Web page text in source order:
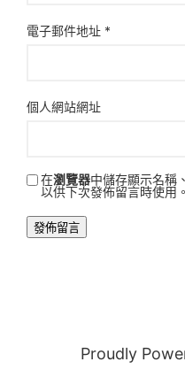
電子郵件地址 *
個人網站網址
在瀏覽器中儲存顯示名稱
以供下次發佈留言時使用。
Proudly